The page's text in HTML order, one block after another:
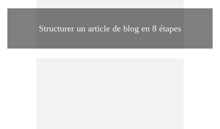
Structurer un article de blog en 8 étapes